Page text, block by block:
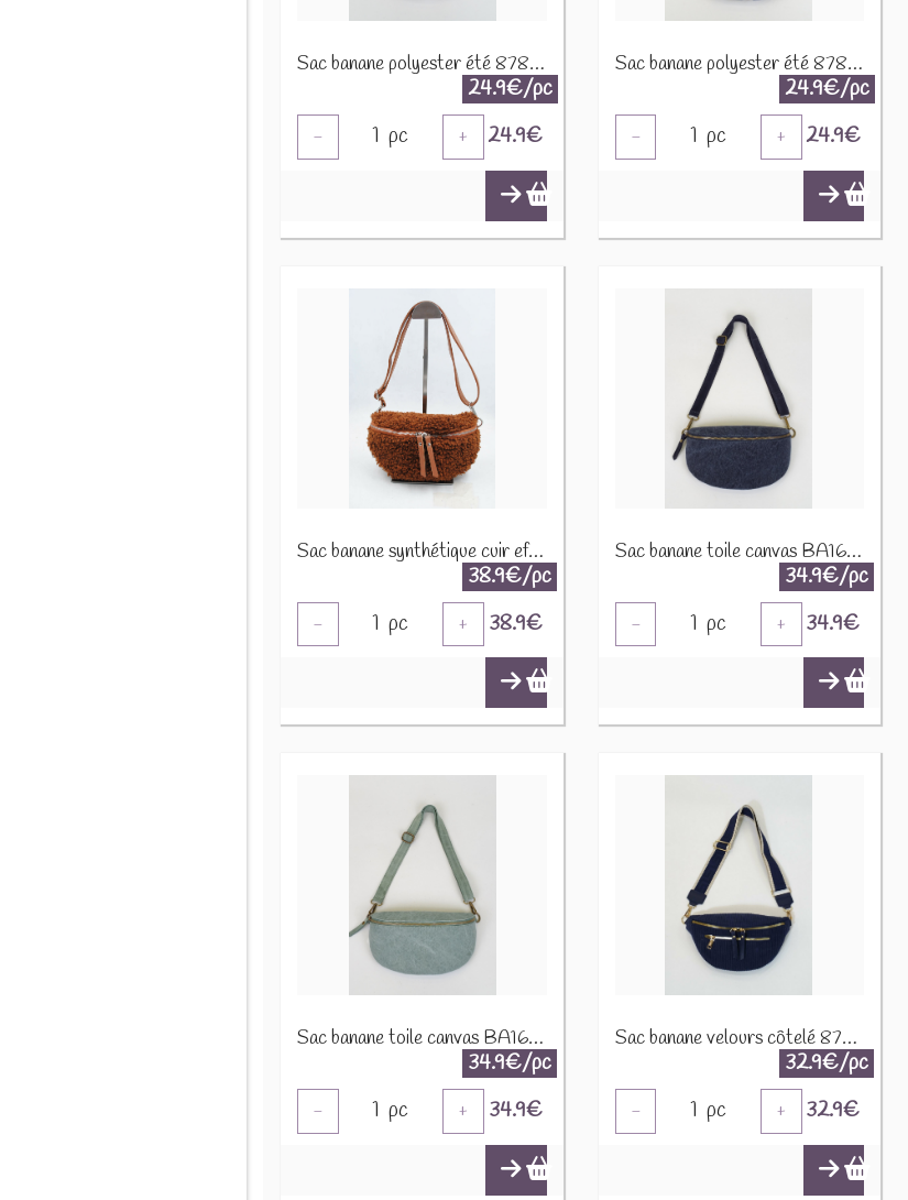
Sac banane polyester été 87808 Jaune soleil
24.9€/pc
- 1 pc + 24.9€
Sac banane polyester été 87808 Marine
24.9€/pc
- 1 pc + 24.9€
Sac banane synthétique cuir effet mouton CUIR-IT-876-3 Marron
38.9€/pc
- 1 pc + 38.9€
Sac banane toile canvas BA166 Marine
34.9€/pc
- 1 pc + 34.9€
Sac banane toile canvas BA166 Vert d'eau
34.9€/pc
- 1 pc + 34.9€
Sac banane velours côtelé 87782-2 Marine
32.9€/pc
- 1 pc + 32.9€